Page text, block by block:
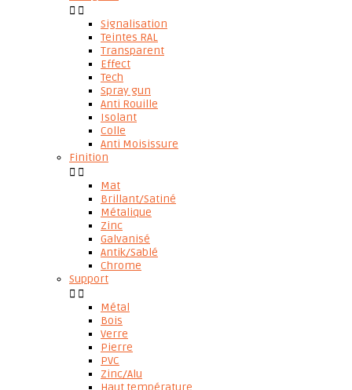
 
Signalisation
Teintes RAL
Transparent
Effect
Tech
Spray gun
Anti Rouille
Isolant
Colle
Anti Moisissure
Finition
 
Mat
Brillant/Satiné
Métalique
Zinc
Galvanisé
Antik/Sablé
Chrome
Support
 
Métal
Bois
Verre
Pierre
PVC
Zinc/Alu